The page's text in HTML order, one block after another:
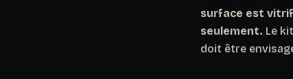
surface est
seulement. Le
doit être